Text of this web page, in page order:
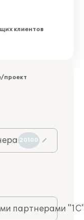
клиентов
проект
20100
партнерами